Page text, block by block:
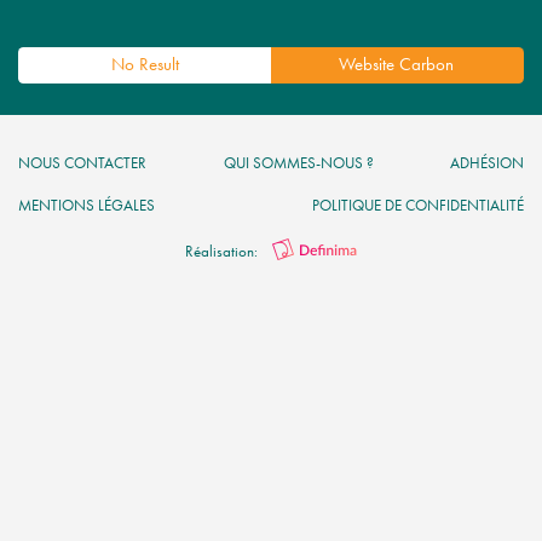
No Result Website Carbon
NOUS CONTACTER QUI SOMMES-NOUS ? ADHÉSION
MENTIONS LÉGALES POLITIQUE DE CONFIDENTIALITÉ
Réalisation: